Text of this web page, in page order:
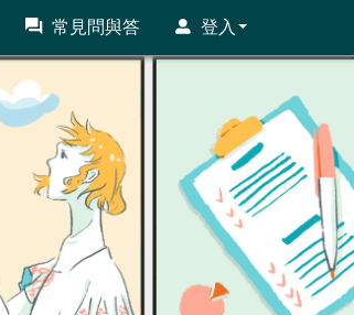
常見問與答 登入